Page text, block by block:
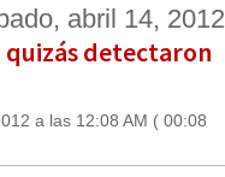
abril 14, 2012
detectaron
a las 12:08 AM ( 00:08